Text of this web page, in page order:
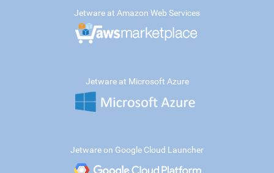
Jetware at Amazon Web Services
Jetware at Microsoft Azure
Jetware on Google Cloud Launcher